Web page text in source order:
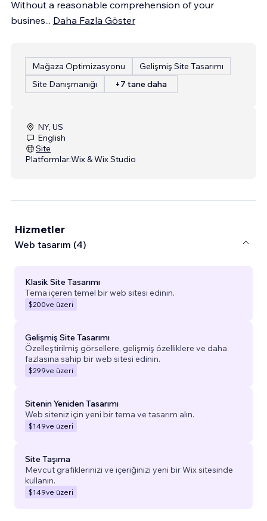
Without a reasonable comprehension of your
busines... Daha Fazla Göster
Mağaza Optimizasyonu
Gelişmiş Site Tasarımı
Site Danışmanığı
+7 tane daha
NY, US
English
Site
Platformlar:Wix & Wix Studio
Hizmetler
Web tasarım (4)
Klasik Site Tasarımı
Tema içeren temel bir web sitesi edinin.
$200ve üzeri
Gelişmiş Site Tasarımı
Özelleştirilmiş görsellere, gelişmiş özelliklere ve daha
fazlasına sahip bir web sitesi edinin.
$299ve üzeri
Sitenin Yeniden Tasarımı
Web siteniz için yeni bir tema ve tasarım alın.
$149ve üzeri
Site Taşıma
Mevcut grafiklerinizi ve içeriğinizi yeni bir Wix sitesinde
kullanın.
$149ve üzeri